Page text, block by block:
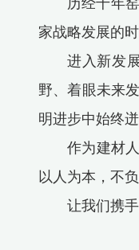
历经千年
家战略发展的时
进入新发
野、着眼未来
明进步中始终
作为建材
以人为本，不
让我们携